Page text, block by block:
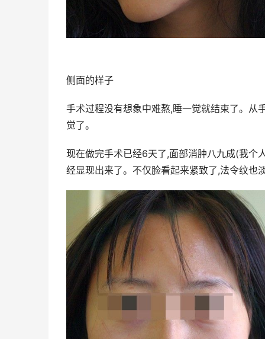
侧面的样子
手术过程没有想象中难熬,睡一觉就结束了。从
觉了。
现在做完手术已经6天了,面部消肿八九成(我个
经显现出来了。不仅脸看起来紧致了,法令纹也